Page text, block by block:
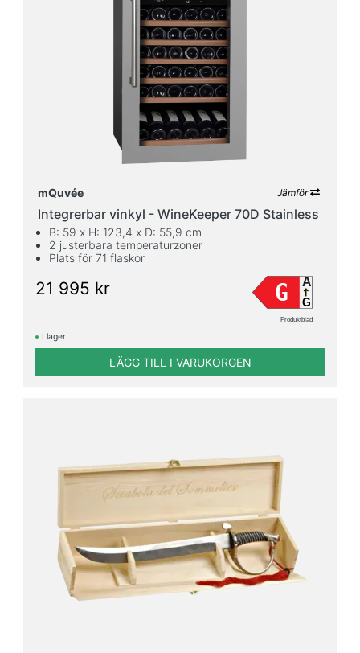
mQuvée Jämför
Integrerbar vinkyl - WineKeeper 70D Stainless
B: 59 x H: 123,4 x D: 55,9 cm
2 justerbara temperaturzoner
Plats för 71 flaskor
21 995 kr G A
G
Produktblad
I lager
LÄGG TILL I VARUKORGEN